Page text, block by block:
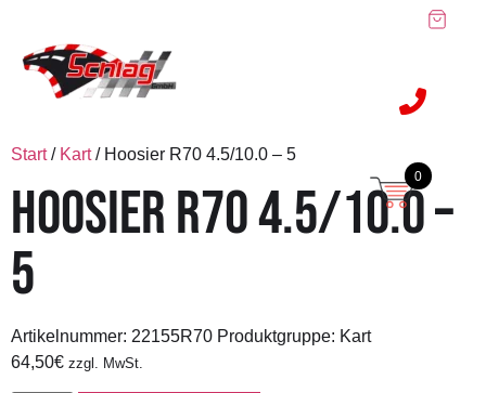
Start/ Kart/ Hoosier R70 4.5/10.0 – 5
HOOSIER R70 4.5/10.0 –
5
Artikelnummer: 22155R70 Produktgruppe: Kart
64,50€ zzgl. MwSt.
0